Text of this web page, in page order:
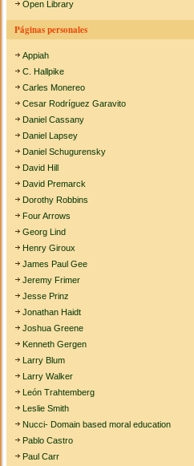
Open Library
Páginas personales
Appiah
C. Hallpike
Carles Monereo
Cesar Rodríguez Garavito
Daniel Cassany
Daniel Lapsey
Daniel Schugurensky
David Hill
David Premarck
Dorothy Robbins
Four Arrows
Georg Lind
Henry Giroux
James Paul Gee
Jeremy Frimer
Jesse Prinz
Jonathan Haidt
Joshua Greene
Kenneth Gergen
Larry Blum
Larry Walker
León Trahtemberg
Leslie Smith
Nucci- Domain based moral education
Pablo Castro
Paul Carr